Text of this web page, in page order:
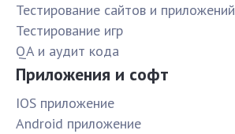
Тестирование сайтов и приложений
Тестирование игр
QA и аудит кода
Приложения и софт
IOS приложение
Android приложение